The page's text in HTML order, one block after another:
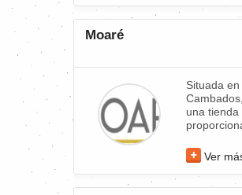
Moaré
Situada
una
Ver